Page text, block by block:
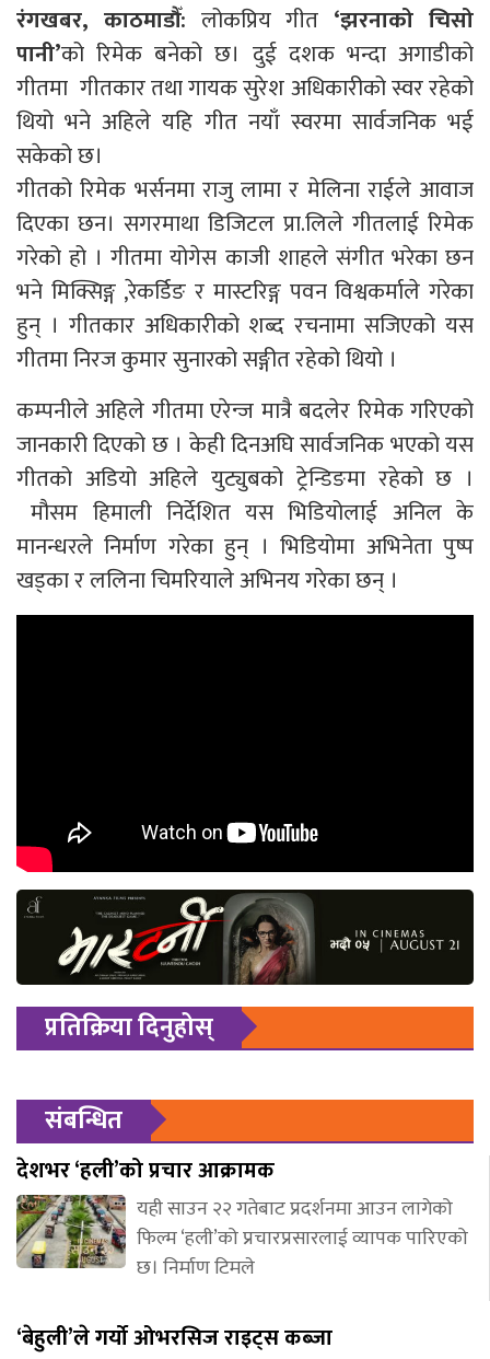
रंगखबर, काठमाडौँ: लोकप्रिय गीत ‘झरनाको चिसो
पानी’को रिमेक बनेको छ। दुई दशक भन्दा अगाडीको
गीतमा गीतकार तथा गायक सुरेश अधिकारीको स्वर रहेको
थियो भने अहिले यहि गीत नयाँ स्वरमा सार्वजनिक भई
सकेको छ।
गीतको रिमेक भर्सनमा राजु लामा र मेलिना राईले आवाज
दिएका छन। सगरमाथा डिजिटल प्रा.लिले गीतलाई रिमेक
गरेको हो । गीतमा योगेस काजी शाहले संगीत भरेका छन
भने मिक्सिङ्ग ,रेकर्डिङ र मास्टरिङ्ग पवन विश्वकर्माले गरेका
हुन् । गीतकार अधिकारीको शब्द रचनामा सजिएको यस
गीतमा निरज कुमार सुनारको सङ्गीत रहेको थियो ।
कम्पनीले अहिले गीतमा एरेन्ज मात्रै बदलेर रिमेक गरिएको
जानकारी दिएको छ । केही दिनअघि सार्वजनिक भएको यस
गीतको अडियो अहिले युट्युबको ट्रेन्डिङमा रहेको छ ।
मौसम हिमाली निर्देशित यस भिडियोलाई अनिल के
मानन्धरले निर्माण गरेका हुन् । भिडियोमा अभिनेता पुष्प
खड्का र ललिना चिमरियाले अभिनय गरेका छन् ।
प्रतिक्रिया दिनुहोस्
संबन्धित
देशभर ‘हली’को प्रचार आक्रामक
यही साउन २२ गतेबाट प्रदर्शनमा आउन लागेको
फिल्म ‘हली’को प्रचारप्रसारलाई व्यापक पारिएको
छ। निर्माण टिमले
‘बेहुली’ले गर्यो ओभरसिज राइट्स कब्जा